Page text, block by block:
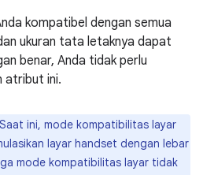
kompatibel dengan semua
ukuran tata letaknya dapat
benar, Anda tidak perlu
atribut ini.
Saat ini, mode kompatibilitas layar
layar handset dengan lebar
mode kompatibilitas layar tidak